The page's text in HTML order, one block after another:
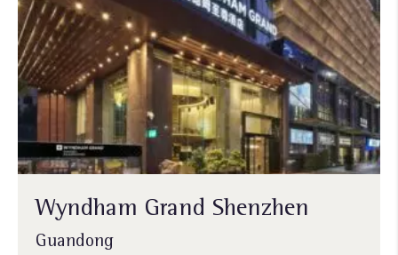
Wyndham Grand Shenzhen
Guandong